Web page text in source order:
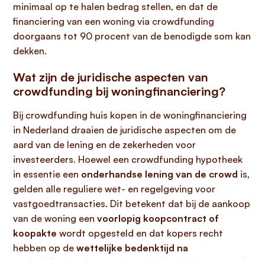
minimaal op te halen bedrag stellen, en dat de
financiering van een woning via crowdfunding
doorgaans tot 90 procent van de benodigde som kan
dekken.
Wat zijn de juridische aspecten van
crowdfunding bij woningfinanciering?
Bij crowdfunding huis kopen in de woningfinanciering
in Nederland draaien de juridische aspecten om de
aard van de lening en de zekerheden voor
investeerders. Hoewel een crowdfunding hypotheek
in essentie een onderhandse lening van de crowd is,
gelden alle reguliere wet- en regelgeving voor
vastgoedtransacties. Dit betekent dat bij de aankoop
van de woning een voorlopig koopcontract of
koopakte wordt opgesteld en dat kopers recht
hebben op de wettelijke bedenktijd na